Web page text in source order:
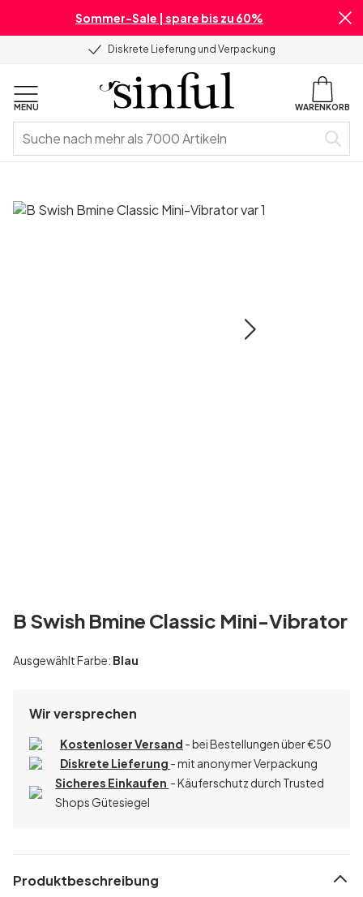
Sommer-Sale | spare bis zu 60%
Diskrete Lieferung und Verpackung
MENU WARENKORB
B Swish Bmine Classic Mini-Vibrator
Ausgewählt Farbe: Blau
Wir versprechen
Kostenloser Versand - bei Bestellungen über€50
Diskrete Lieferung - mit anonymer Verpackung
Sicheres Einkaufen - Käuferschutz durch Trusted
Shops Gütesiegel
Produktbeschreibung